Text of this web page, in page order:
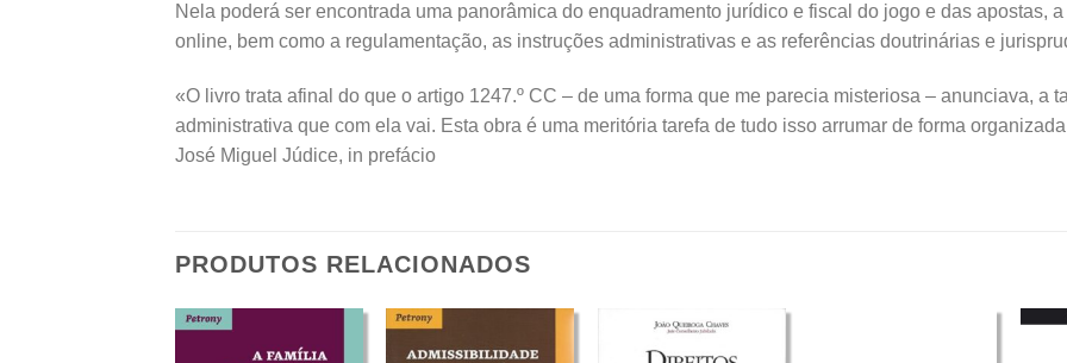
Nela poderá ser encontrada uma panorâmica do enquadramento jurídico e fiscal do jogo e das apostas,
online, bem como a regulamentação, as instruções administrativas e as referências doutrinárias e
«O livro trata afinal do que o artigo 1247.º CC – de uma forma que me parecia misteriosa – anunciava, a
administrativa que com ela vai. Esta obra é uma meritória tarefa de tudo isso arrumar de forma
José Miguel Júdice, in prefácio
PRODUTOS RELACIONADOS